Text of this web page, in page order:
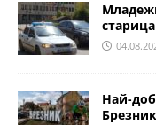
Най-